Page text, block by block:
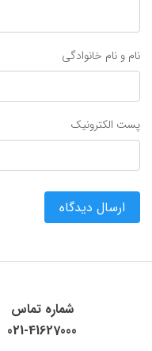
نام و نام خانوادگی
پست الکترونیک
ارسال دیدگاه
شماره تماس
021-41627000